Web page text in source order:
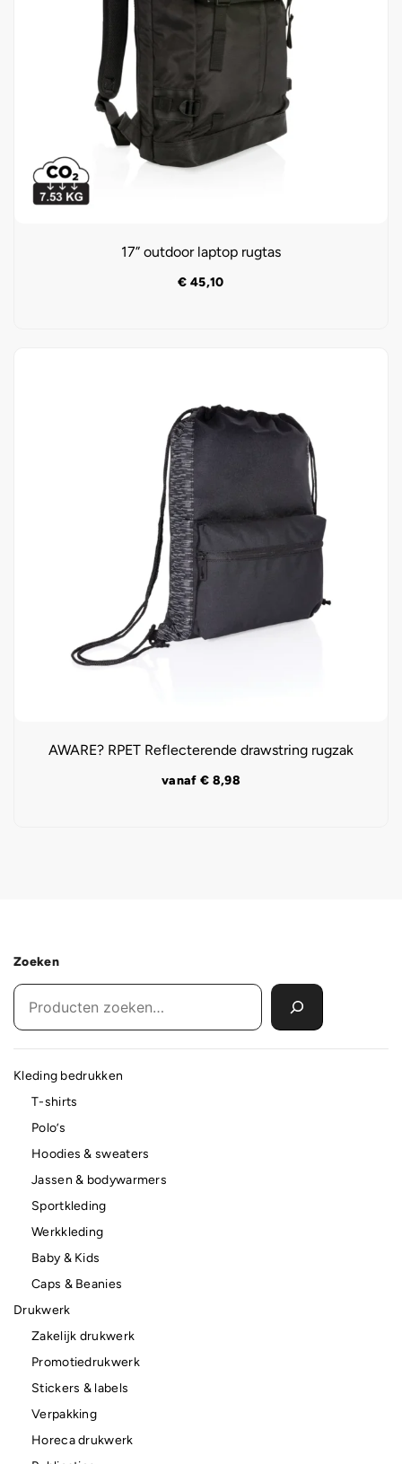
17” outdoor laptop rugtas
€ 45,10
AWARE? RPET Reflecterende drawstring rugzak
vanaf € 8,98
Zoeken
Kleding bedrukken
T-shirts
Polo’s
Hoodies & sweaters
Jassen & bodywarmers
Sportkleding
Werkkleding
Baby & Kids
Caps & Beanies
Drukwerk
Zakelijk drukwerk
Promotiedrukwerk
Stickers & labels
Verpakking
Horeca drukwerk